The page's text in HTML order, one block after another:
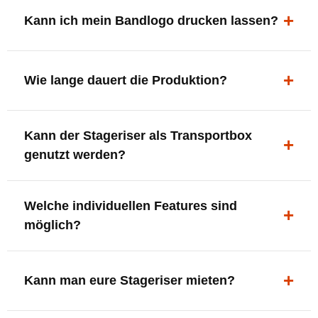
ergonomisch, sicher und gut sichtbar.
Kann ich mein Bandlogo drucken lassen?
deine Bühne, deine Marke.
Wie lange dauert die Produktion?
innerhalb Deutschlands kostenfrei.
Kann der Stageriser als Transportbox
genutzt werden?
oder Zubehör nutzen.
Welche individuellen Features sind
möglich?
XLR-Brücke / Schnittstelle
Setlist-Clip
Kann man eure Stageriser mieten?